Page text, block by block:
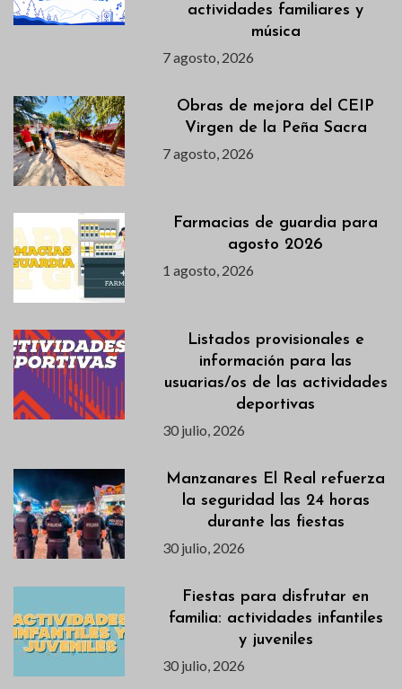
actividades familiares y
música
7 agosto, 2026
Obras de mejora del CEIP
Virgen de la Peña Sacra
7 agosto, 2026
Farmacias de guardia para
agosto 2026
1 agosto, 2026
Listados provisionales e
información para las
usuarias/os de las actividades
deportivas
30 julio, 2026
Manzanares El Real refuerza
la seguridad las 24 horas
durante las fiestas
30 julio, 2026
Fiestas para disfrutar en
familia: actividades infantiles
y juveniles
30 julio, 2026